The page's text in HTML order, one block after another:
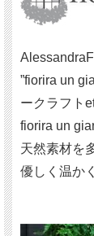
”fiorira un
ークラフト
fiorira un
天然素材を
優しく温か